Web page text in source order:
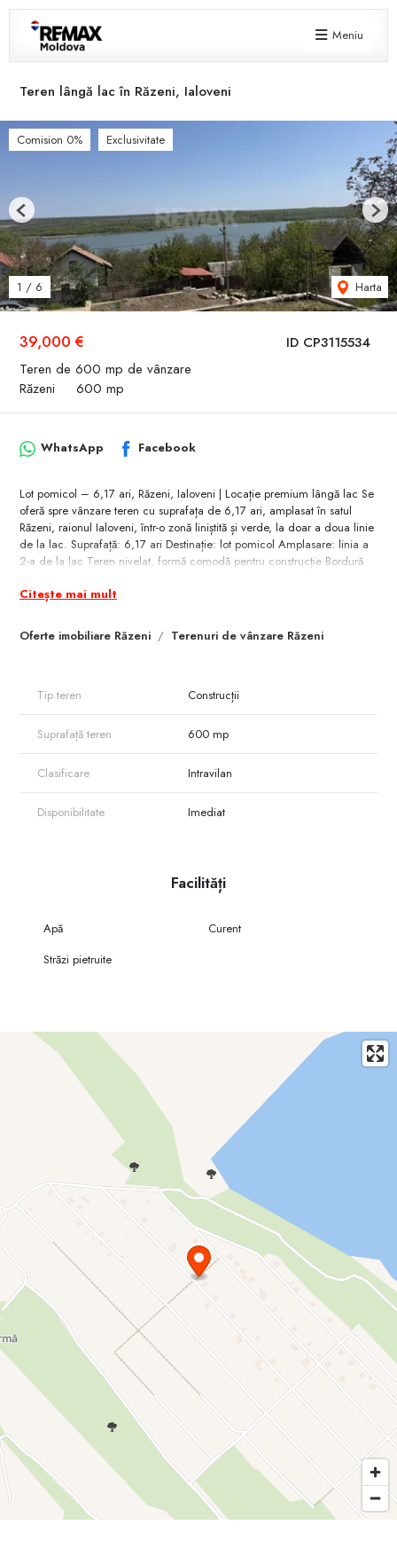
Meniu
Teren lângă lac în Răzeni, Ialoveni
ID CP3115534
39,000 €
Teren de 600 mp de vânzare
Răzeni
600 mp
Comision 0% Exclusivitate
1 / 6 Harta
Previous Next
Oferte imobiliare Răzeni Terenuri de vânzare Răzeni
WhatsApp Facebook
Lot pomicol – 6,17 ari, Răzeni, Ialoveni | Locație premium lângă lac Se
oferă spre vânzare teren cu suprafața de 6,17 ari, amplasat în satul
Răzeni, raionul Ialoveni, într-o zonă liniștită și verde, la doar a doua linie
de la lac. Suprafață: 6,17 ari Destinație: lot pomicol Amplasare: linia a
2-a de la lac Teren nivelat, formă comodă pentru construcție Bordură
ideal pentru a începe rapid construcția Zona este una în dezvoltare, cu
vacanță. Locația oferă liniște, aer curat și proximitate față de natură. Preț:
45 000 euro.
Citește mai mult
Tip teren Construcții
Suprafață teren 600 mp
Clasificare Intravilan
Disponibilitate Imediat
Facilități
Apă
Curent
Străzi pietruite